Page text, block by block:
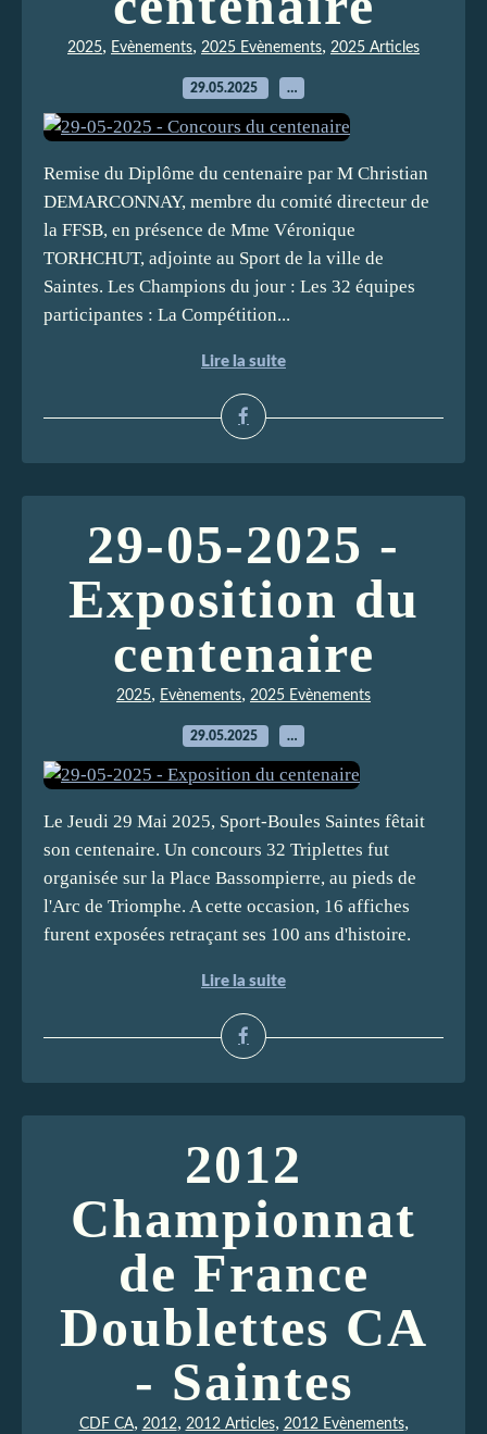
2025, Evènements, 2025 Evènements, 2025 Articles
29.05.2025 …
Remise du Diplôme du centenaire par M Christian
DEMARCONNAY, membre du comité directeur de
la FFSB, en présence de Mme Véronique
TORHCHUT, adjointe au Sport de la ville de
Saintes. Les Champions du jour : Les 32 équipes
participantes : La Compétition...
Lire la suite
29-05-2025 -
Exposition du
centenaire
2025, Evènements, 2025 Evènements
29.05.2025 …
Le Jeudi 29 Mai 2025, Sport-Boules Saintes fêtait
son centenaire. Un concours 32 Triplettes fut
organisée sur la Place Bassompierre, au pieds de
l'Arc de Triomphe. A cette occasion, 16 affiches
furent exposées retraçant ses 100 ans d'histoire.
Lire la suite
2012
Championnat
de France
Doublettes CA
- Saintes
CDF CA, 2012, 2012 Articles, 2012 Evènements,